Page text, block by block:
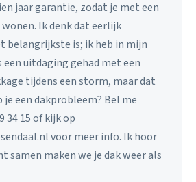
jaar garantie, zodat je met een
Ik denk dat eerlijk
belangrijkste is; ik heb in mijn
een uitdaging gehad met een
tijdens een storm, maar dat
je een dakprobleem? Bel me
34 15 of kijk op
voor meer info. Ik hoor
samen maken we je dak weer als